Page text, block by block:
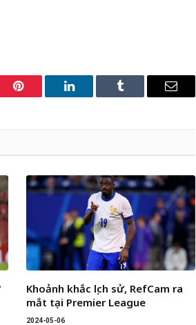
Pinterest LinkedIn Tumblr Email
Khoảnh khắc lịch sử, RefCam ra
mắt tại Premier League
2024-05-06